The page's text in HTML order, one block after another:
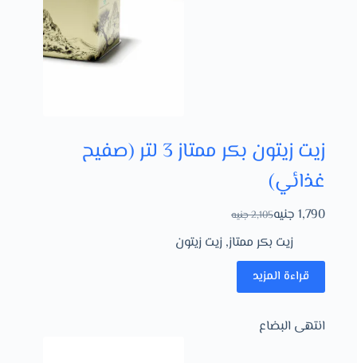
زيت زيتون بكر ممتاز 3 لتر (صفيح
غذائي)
2,105جنيه 1,790 جنيه
زيت بكر ممتاز, زيت زيتون
قراءة المزيد
انتهى البضاع